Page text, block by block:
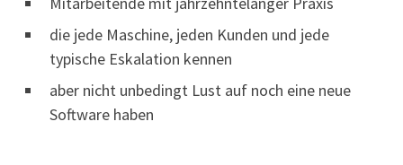
die jede Maschine, jeden Kunden und jede
typische Eskalation kennen
aber nicht unbedingt Lust auf noch eine neue
Software haben